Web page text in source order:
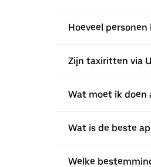
Hoeveel
Zijn taxiritten via
Wat moet ik doen
Wat is de beste
Welke